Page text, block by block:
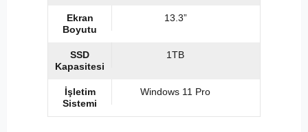
Ekran
Boyutu
13.3”
SSD
Kapasitesi
1TB
İşletim
Sistemi
Windows 11 Pro